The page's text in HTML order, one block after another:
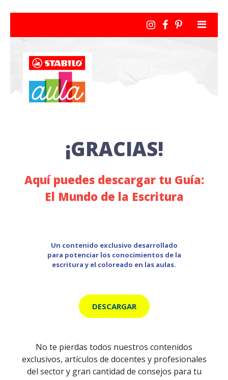
¡GRACIAS!
Aquí puedes descargar tu Guía:
El Mundo de la Escritura
Un contenido exclusivo desarrollado
para potenciar los conocimientos de la
escritura y el coloreado en las aulas.
DESCARGAR
No te pierdas todos nuestros contenidos
exclusivos, artículos de docentes y profesionales
del sector y gran cantidad de consejos para tu